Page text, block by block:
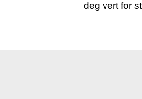
deg vert for